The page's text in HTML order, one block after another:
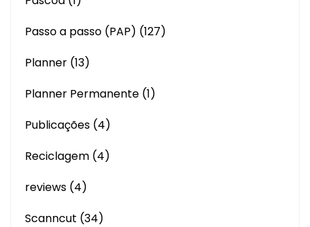
Passo a passo (PAP) (127)
Planner (13)
Planner Permanente (1)
Publicações (4)
Reciclagem (4)
reviews (4)
Scanncut (34)